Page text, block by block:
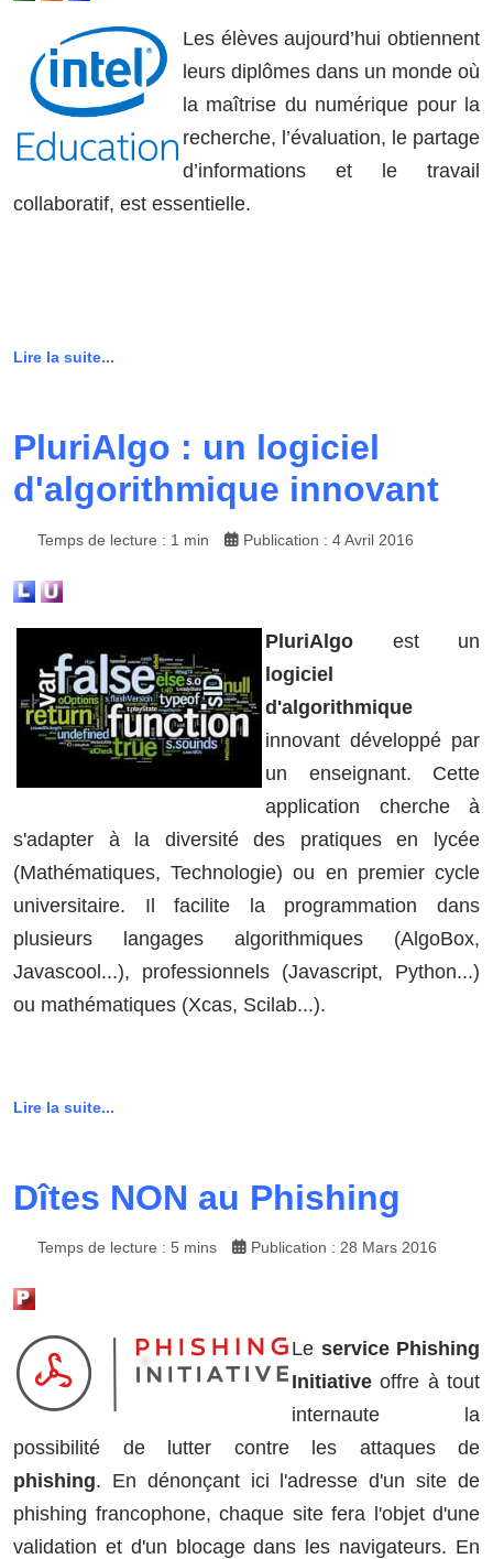
Les élèves aujourd’hui obtiennent
leurs diplômes dans un monde où
la maîtrise du numérique pour la
recherche, l’évaluation, le partage
d’informations et le travail
collaboratif, est essentielle.
Lire la suite...
PluriAlgo : un logiciel
d'algorithmique innovant
Temps de lecture : 1 min Publication : 4 Avril 2016
PluriAlgo est un
logiciel
d'algorithmique
innovant développé par
un enseignant. Cette
application cherche à
s'adapter à la diversité des pratiques en lycée
(Mathématiques, Technologie) ou en premier cycle
universitaire. Il facilite la programmation dans
plusieurs langages algorithmiques (AlgoBox,
Javascool...), professionnels (Javascript, Python...)
ou mathématiques (Xcas, Scilab...).
Lire la suite...
Dîtes NON au Phishing
Temps de lecture : 5 mins Publication : 28 Mars 2016
Le service Phishing
Initiative offre à tout
internaute la
possibilité de lutter contre les attaques de
phishing. En dénonçant ici l'adresse d'un site de
phishing francophone, chaque site fera l'objet d'une
validation et d'un blocage dans les navigateurs. En